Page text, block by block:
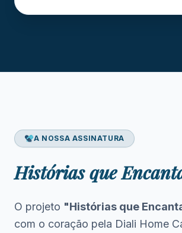
A NOSSA ASSINATURA
Histórias que
O projeto "Histórias que
com o coração pela Diali Home